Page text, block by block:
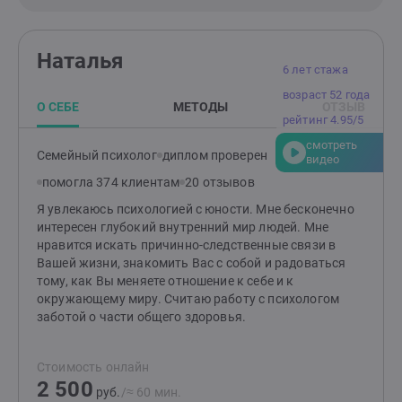
6 лет стажа
возраст 52 года
рейтинг 4.95/5
смотреть
видео
Наталья
О СЕБЕ МЕТОДЫ
Семейный психолог диплом проверен
помогла 374 клиентам 20 отзывов
Я увлекаюсь психологией с юности. Мне бесконечно
интересен глубокий внутренний мир людей. Мне
нравится искать причинно-следственные связи в
Вашей жизни, знакомить Вас с собой и радоваться
тому, как Вы меняете отношение к себе и к
окружающему миру. Считаю работу с психологом
заботой о части общего здоровья.
Стоимость онлайн
2 500 руб. /≈ 60 мин.